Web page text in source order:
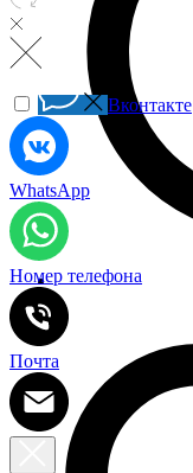
Вконтакте
WhatsApp
Номер телефона
Почта